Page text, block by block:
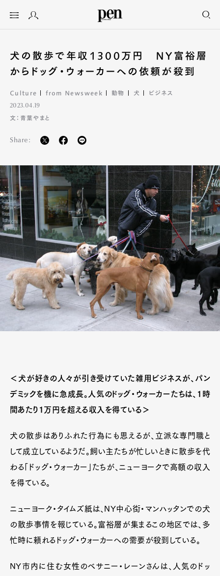
犬の散歩で年収1300万円 NY富裕層
からドッグ・ウォーカーへの依頼が殺到
Culture from Newsweek 動物 犬 ビジネス
2023.04.19
文：青葉やまと
Share:
＜犬が好きの人々が引き受けていた雑用ビジネスが、パン
デミックを機に急成長。人気のドッグ・ウォーカーたちは、1時
間あたり1万円を超える収入を得ている＞
犬の散歩はありふれた行為にも思えるが、立派な専門職と
して成立しているようだ。飼い主たちが忙しいときに散歩を代
わる「ドッグ・ウォーカー」たちが、ニューヨークで高額の収入
を得ている。
ニューヨーク・タイムズ紙は、NY中心街・マンハッタンでの犬
の散歩事情を報じている。富裕層が集まるこの地区では、多
忙時に頼れるドッグ・ウォーカーへの需要が殺到している。
NY市内に住む女性のベサニー・レーンさんは、人気のドッ